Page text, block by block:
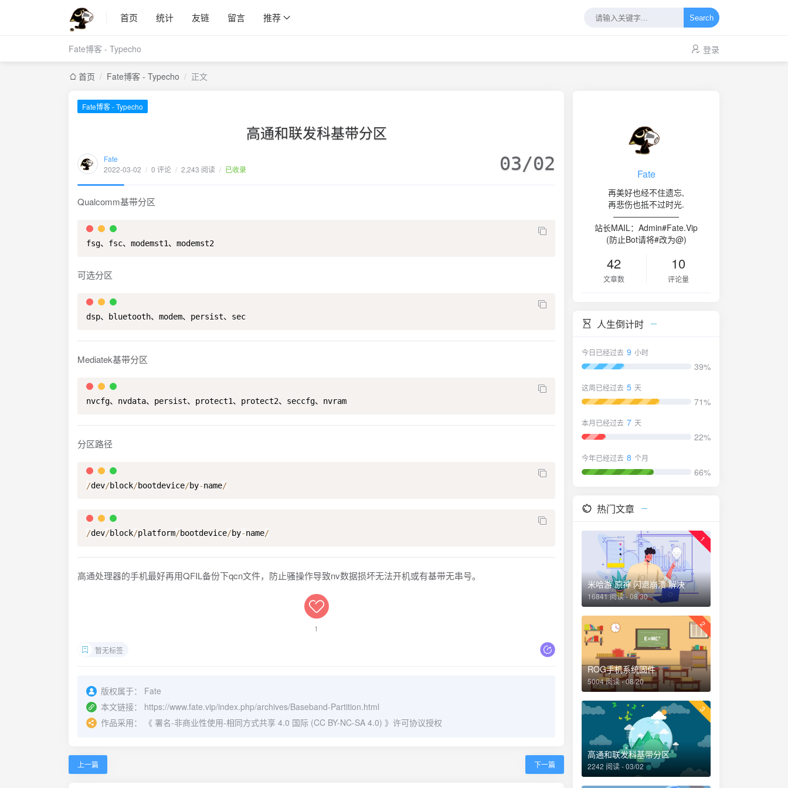
首页 统计 友链 留言 推荐 Search
Fate博客 - Typecho 登录
首页 / Fate博客 - Typecho / 正文
Fate博客 - Typecho
高通和联发科基带分区
Fate
2022-03-02 / 0 评论 / 2,243 阅读 / 已收录 03/02
Qualcomm基带分区
fsg、fsc、modemst1、modemst2
可选分区
dsp、bluetooth、modem、persist、sec
Mediatek基带分区
nvcfg、nvdata、persist、protect1、protect2、seccfg、nvram
分区路径
/dev/block/bootdevice/by-name/
/dev/block/platform/bootdevice/by-name/
高通处理器的手机最好再用QFIL备份下qcn文件，防止骚操作导致nv数据损坏无法开机或有基带无串号。
1
暂无标签
版权属于：
Fate
本文链接：
https://www.fate.vip/index.php/archives/Baseband-Partition.html
作品采用：
《 署名-非商业性使用-相同方式共享 4.0 国际 (CC BY-NC-SA 4.0) 》许可协议授权
上一篇 下一篇
Fate
再美好也经不住遗忘,
再悲伤也抵不过时光.
————————
站长MAIL：Admin#Fate.Vip
(防止Bot请将#改为@)
42
文章数
10
评论量
人生倒计时
今日已经过去 9 小时
39%
这周已经过去 5 天
71%
本月已经过去 7 天
22%
今年已经过去 8 个月
66%
热门文章
1
米哈游 原神 闪退崩溃 解决
16841 阅读 - 08/30
2
ROG手机系统固件
5004 阅读 - 08/20
3
高通和联发科基带分区
2242 阅读 - 03/02